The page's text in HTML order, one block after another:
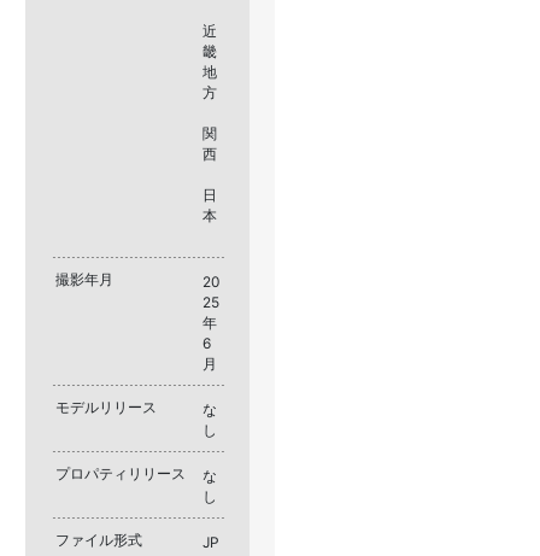
近
畿
地
方
関
西
日
本
撮影年月
20
25
年
6
月
モデルリリース
な
し
プロパティリリース
な
し
ファイル形式
JP